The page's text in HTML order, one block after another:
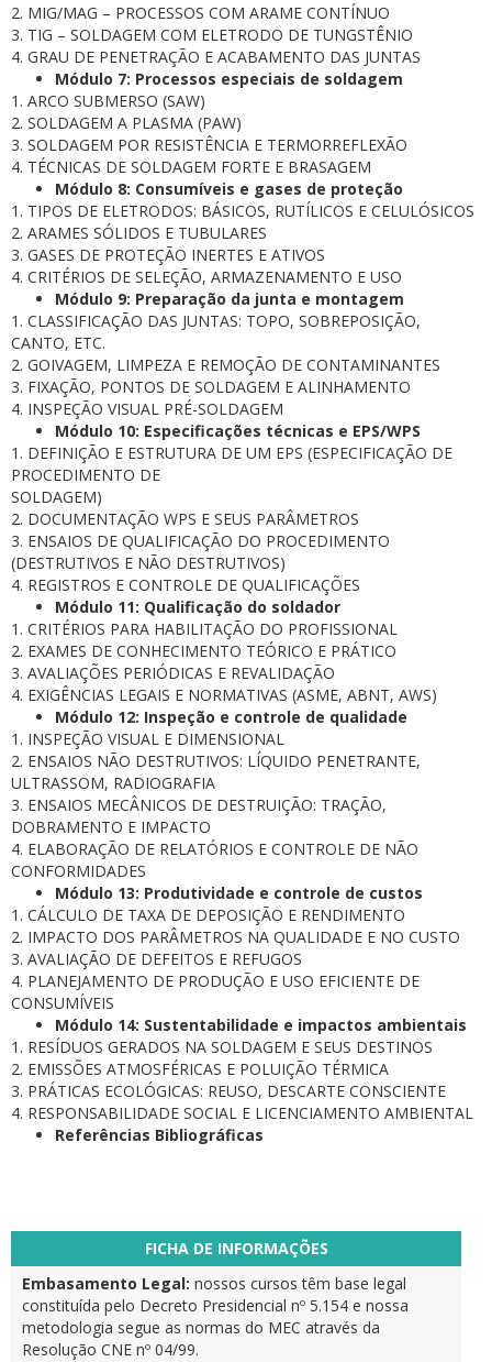
2. MIG/MAG – PROCESSOS COM ARAME CONTÍNUO
3. TIG – SOLDAGEM COM ELETRODO DE TUNGSTÊNIO
4. GRAU DE PENETRAÇÃO E ACABAMENTO DAS JUNTAS
Módulo 7: Processos especiais de soldagem
1. ARCO SUBMERSO (SAW)
2. SOLDAGEM A PLASMA (PAW)
3. SOLDAGEM POR RESISTÊNCIA E TERMORREFLEXÃO
4. TÉCNICAS DE SOLDAGEM FORTE E BRASAGEM
Módulo 8: Consumíveis e gases de proteção
1. TIPOS DE ELETRODOS: BÁSICOS, RUTÍLICOS E CELULÓSICOS
2. ARAMES SÓLIDOS E TUBULARES
3. GASES DE PROTEÇÃO INERTES E ATIVOS
4. CRITÉRIOS DE SELEÇÃO, ARMAZENAMENTO E USO
Módulo 9: Preparação da junta e montagem
1. CLASSIFICAÇÃO DAS JUNTAS: TOPO, SOBREPOSIÇÃO,
CANTO, ETC.
2. GOIVAGEM, LIMPEZA E REMOÇÃO DE CONTAMINANTES
3. FIXAÇÃO, PONTOS DE SOLDAGEM E ALINHAMENTO
4. INSPEÇÃO VISUAL PRÉ-SOLDAGEM
Módulo 10: Especificações técnicas e EPS/WPS
1. DEFINIÇÃO E ESTRUTURA DE UM EPS (ESPECIFICAÇÃO DE
PROCEDIMENTO DE
SOLDAGEM)
2. DOCUMENTAÇÃO WPS E SEUS PARÂMETROS
3. ENSAIOS DE QUALIFICAÇÃO DO PROCEDIMENTO
(DESTRUTIVOS E NÃO DESTRUTIVOS)
4. REGISTROS E CONTROLE DE QUALIFICAÇÕES
Módulo 11: Qualificação do soldador
1. CRITÉRIOS PARA HABILITAÇÃO DO PROFISSIONAL
2. EXAMES DE CONHECIMENTO TEÓRICO E PRÁTICO
3. AVALIAÇÕES PERIÓDICAS E REVALIDAÇÃO
4. EXIGÊNCIAS LEGAIS E NORMATIVAS (ASME, ABNT, AWS)
Módulo 12: Inspeção e controle de qualidade
1. INSPEÇÃO VISUAL E DIMENSIONAL
2. ENSAIOS NÃO DESTRUTIVOS: LÍQUIDO PENETRANTE,
ULTRASSOM, RADIOGRAFIA
3. ENSAIOS MECÂNICOS DE DESTRUIÇÃO: TRAÇÃO,
DOBRAMENTO E IMPACTO
4. ELABORAÇÃO DE RELATÓRIOS E CONTROLE DE NÃO
CONFORMIDADES
Módulo 13: Produtividade e controle de custos
1. CÁLCULO DE TAXA DE DEPOSIÇÃO E RENDIMENTO
2. IMPACTO DOS PARÂMETROS NA QUALIDADE E NO CUSTO
3. AVALIAÇÃO DE DEFEITOS E REFUGOS
4. PLANEJAMENTO DE PRODUÇÃO E USO EFICIENTE DE
CONSUMÍVEIS
Módulo 14: Sustentabilidade e impactos ambientais
1. RESÍDUOS GERADOS NA SOLDAGEM E SEUS DESTINOS
2. EMISSÕES ATMOSFÉRICAS E POLUIÇÃO TÉRMICA
3. PRÁTICAS ECOLÓGICAS: REUSO, DESCARTE CONSCIENTE
4. RESPONSABILIDADE SOCIAL E LICENCIAMENTO AMBIENTAL
Referências Bibliográficas
FICHA DE INFORMAÇÕES
Embasamento Legal: nossos cursos têm base legal
constituída pelo Decreto Presidencial nº 5.154 e nossa
metodologia segue as normas do MEC através da
Resolução CNE nº 04/99.